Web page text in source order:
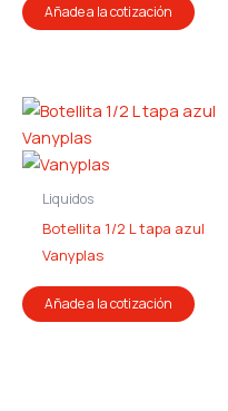
Añade a la cotización
Liquidos
Botellita 1/2 L tapa azul
Vanyplas
Añade a la cotización